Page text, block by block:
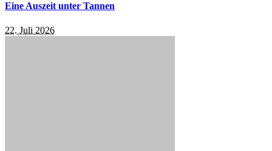
Eine Auszeit unter Tannen
22. Juli 2026